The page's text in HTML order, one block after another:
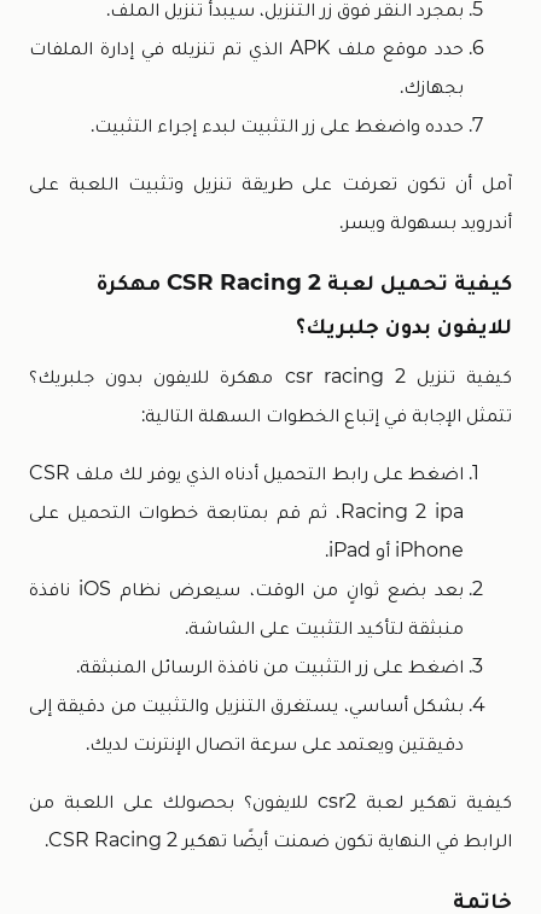
بمجرد النقر فوق زر التنزيل، سيبدأ تنزيل الملف.
حدد موقع ملف APK الذي تم تنزيله في إدارة الملفات
بجهازك.
حدده واضغط على زر التثبيت لبدء إجراء التثبيت.
آمل أن تكون تعرفت على طريقة تنزيل وتثبيت اللعبة على
أندرويد بسهولة ويسر.
كيفية
تحميل لعبة CSR Racing 2 مهكرة
للايفون بدون جلبريك؟
كيفية تنزيل csr racing 2 مهكرة للايفون بدون جلبريك؟
تتمثل الإجابة في إتباع الخطوات السهلة التالية:
اضغط على رابط التحميل أدناه الذي يوفر لك ملف CSR
Racing 2 ipa، ثم قم بمتابعة خطوات التحميل على
iPhone أو iPad.
بعد بضع ثوانٍ من الوقت، سيعرض نظام iOS نافذة
منبثقة لتأكيد التثبيت على الشاشة.
اضغط على زر التثبيت من نافذة الرسائل المنبثقة.
بشكل أساسي، يستغرق التنزيل والتثبيت من دقيقة إلى
دقيقتين ويعتمد على سرعة اتصال الإنترنت لديك.
كيفية تهكير لعبة csr2 للايفون؟ بحصولك على اللعبة من
الرابط في النهاية تكون ضمنت أيضًا تهكير CSR Racing 2.
خاتمة